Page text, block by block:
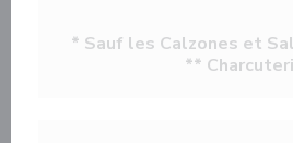
* Sauf les Calzones et
**